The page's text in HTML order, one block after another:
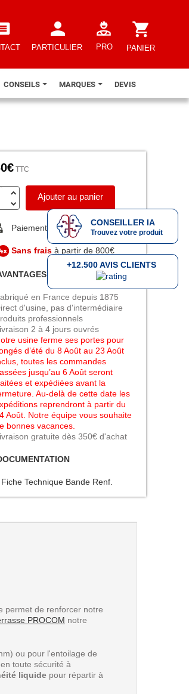
person
PARTICULIER PRO
shopping_cart
PANIER
CONSEILS MARQUES DEVIS
TTC
Ajouter au panier
Paiement sécurisé
Sans fraisà partir de 800€
PEINTURES DANIEL
en France depuis 1875
d'usine, pas d'intermédiaire
professionnels
2 à 4 jours ouvrés
usine ferme ses portes pour
d’été du 8 Août au 23 Août
toutes les commandes
jusqu’au 6 Août seront
et expédiées avant la
Au-delà de cette date les
reprendront à partir du
Août. Notre équipe vous souhaite
bonnes vacances.
gratuite dès 350€ d'achat
Fiche Technique Bande Renf.
permet de renforcer notre
PROCOM notre
ou pour l'entoilage de
toute sécurité à
liquide pour répartir à
+12.500 AVIS CLIENTS
CONSEILLER IA
Trouvez votre produit